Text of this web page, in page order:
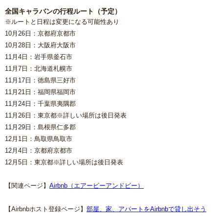
全国キャラバンの行程ルート（予定）
※ルートと日程は変更になる可能性あり
10月26日：京都府京都市
10月28日：大阪府大阪市
11月4日：岩手県釜石市
11月7日：北海道札幌市
11月17日：徳島県三好市
11月21日：福岡県福岡市
11月24日：千葉県夷隅郡
11月26日：東京都※詳しい場所は後日発表
11月29日：島根県仁多郡
12月1日：鳥取県鳥取市
12月4日：京都府京都市
12月5日：東京都※詳しい場所は後日発表
【関連ページ】 Airbnb（エアービーアンドビー）
【Airbnbホスト登録ページ】 部屋、家、アパートをAirbnbで貸し出そう